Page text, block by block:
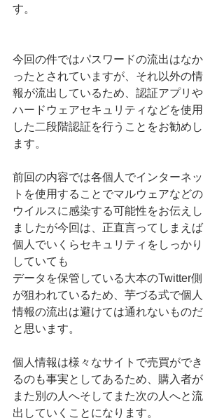
す。
今回の件ではパスワードの流出はなか
ったとされていますが、それ以外の情
報が流出しているため、認証アプリや
ハードウェアセキュリティなどを使用
した二段階認証を行うことをお勧めし
ます。
前回の内容では各個人でインターネッ
トを使用することでマルウェアなどの
ウイルスに感染する可能性をお伝えし
ましたが今回は、正直言ってしまえば
個人でいくらセキュリティをしっかり
していても
データを保管している大本のTwitter側
が狙われているため、芋づる式で個人
情報の流出は避けては通れないものだ
と思います。
個人情報は様々なサイトで売買ができ
るのも事実としてあるため、購入者が
また別の人へそしてまた次の人へと流
出していくことになります。